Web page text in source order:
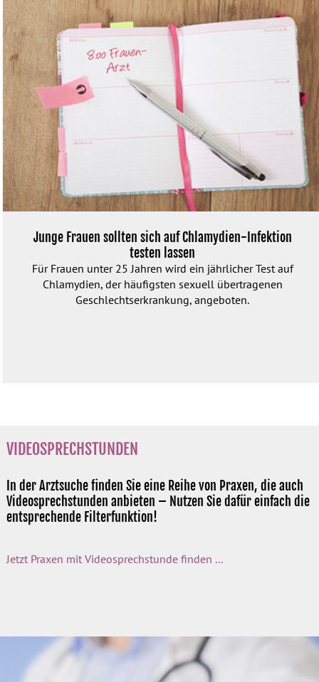
Junge Frauen sollten sich auf Chlamydien-Infektion
testen lassen
Für Frauen unter 25 Jahren wird ein jährlicher Test auf
Chlamydien, der häufigsten sexuell übertragenen
Geschlechtserkrankung, angeboten.
VIDEOSPRECHSTUNDEN
In der Arztsuche finden Sie eine Reihe von Praxen, die auch
Videosprechstunden anbieten – Nutzen Sie dafür einfach die
entsprechende Filterfunktion!
Jetzt Praxen mit Videosprechstunde finden ...